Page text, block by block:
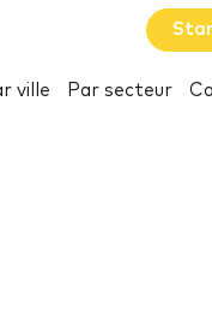
ville Par secteur